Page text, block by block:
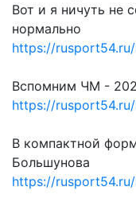
Вот и я ничуть не
нормально
https://
Вспомним ЧМ -
https://
В компактной
Большунова
https://